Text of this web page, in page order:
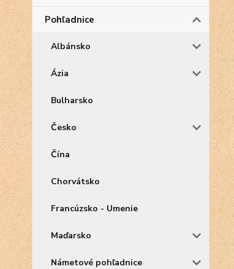
Pohľadnice
Albánsko
Ázia
Bulharsko
Česko
Čína
Chorvátsko
Francúzsko - Umenie
Maďarsko
Námetové pohľadnice